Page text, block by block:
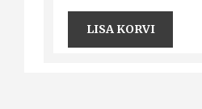
LISA KORVI